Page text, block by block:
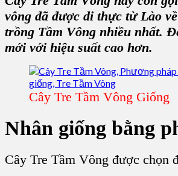
vông đã được di thực từ Lào
trồng Tầm Vông nhiều nhất.
mới với hiệu suất cao hơn.
Cây Tre Tầm Vông Giống
Nhân giống bằng
Cây Tre Tầm Vông được chọn